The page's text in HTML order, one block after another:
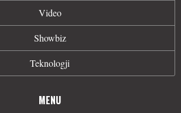
Video
Showbiz
Teknologji
MENU